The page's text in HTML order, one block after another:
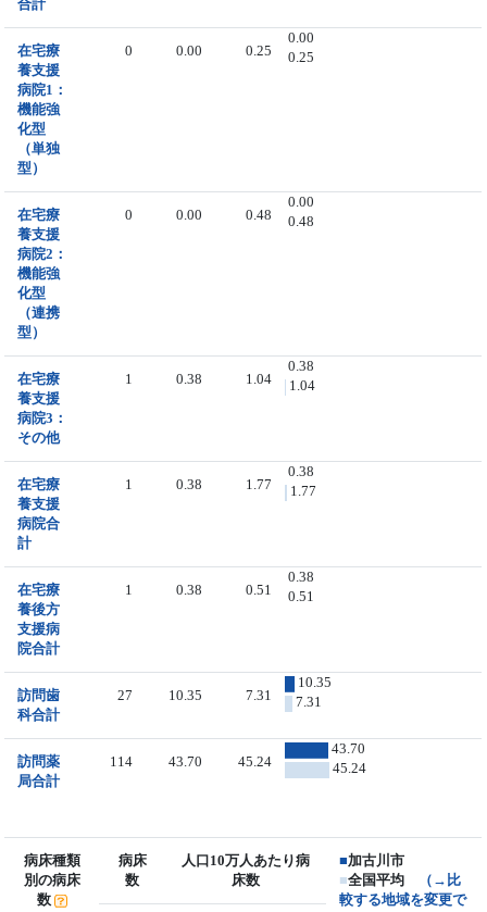
合計
在宅療
養支援
病院1：
機能強
化型
（単独
型）
0 0.00 0.25
0.00
0.25
在宅療
養支援
病院2：
機能強
化型
（連携
型）
0 0.00 0.48
0.00
0.48
在宅療
養支援
病院3：
その他
1 0.38 1.04
0.38
1.04
在宅療
養支援
病院合
計
1 0.38 1.77
0.38
1.77
在宅療
養後方
支援病
院合計
1 0.38 0.51
0.38
0.51
訪問歯
科合計
27 10.35 7.31
10.35
7.31
訪問薬
局合計
114 43.70 45.24
43.70
45.24
病床種類
別の病床
数
病床
数
人口10万人あたり病
床数
■加古川市
■全国平均
（→比
較する地域を変更で